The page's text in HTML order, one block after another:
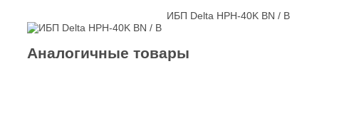
ИБП Delta HPH-40K BN / B
Аналогичные товары